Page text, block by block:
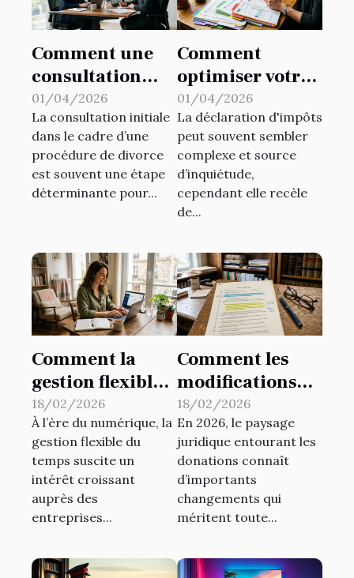
Comment une
consultation
initiale peut
orienter votre
procédure de
divorce ?
01/04/2026
La consultation initiale
dans le cadre d’une
procédure de divorce
est souvent une étape
déterminante pour...
Comment
optimiser votre
déclaration
d'impôts pour
maximiser les
retours ?
01/04/2026
La déclaration d'impôts
peut souvent sembler
complexe et source
d’inquiétude,
cependant elle recèle
de...
Comment la
gestion flexible
du temps
influence la
productivité ?
18/02/2026
À l’ère du numérique, la
gestion flexible du
temps suscite un
intérêt croissant
auprès des
entreprises...
Comment les
modifications
légales
affectent-elles
les donations en
2026 ?
18/02/2026
En 2026, le paysage
juridique entourant les
donations connaît
d’importants
changements qui
méritent toute...